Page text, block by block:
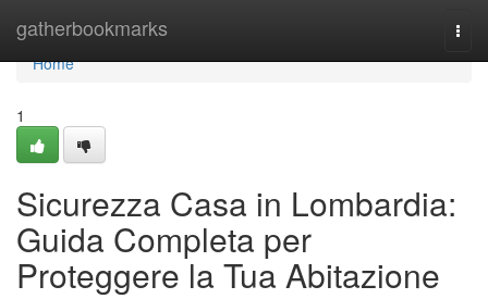
gatherbookmarks
Home
Home
1
Sicurezza Casa in Lombardia:
Guida Completa per
Proteggere la Tua Abitazione